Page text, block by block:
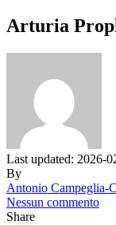
Arturia
Last updated: 2026-
By
Antonio Campeglia-
Nessun commento
Share